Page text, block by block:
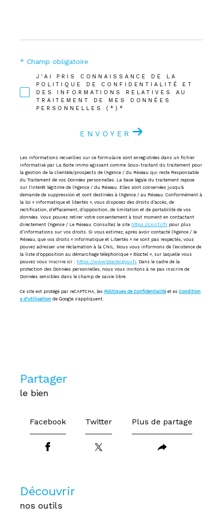
J'AI PRIS CONNAISSANCE DE LA
POLITIQUE DE CONFIDENTIALITÉ ET
DES INFORMATIONS RELATIVES AU
TRAITEMENT DE MES DONNÉES
PERSONNELLES (*)*
* Champ obligatoire
ENVOYER
Les informations recueillies sur ce formulaire sont enregistrées dans un fichier
informatisé par La Boite Immo agissant comme Sous-traitant du traitement pour
la gestion de la clientèle/prospects de l'Agence / du Réseau qui reste Responsable
du Traitement de vos Données personnelles. La base légale du traitement repose
sur l'intérêt légitime de l'Agence / du Réseau. Elles sont conservées jusqu'à
demande de suppression et sont destinées à l'Agence / au Réseau. Conformément à
la loi « informatique et libertés », vous disposez des droits d’accès, de
rectification, d’effacement, d’opposition, de limitation et de portabilité de vos
données. Vous pouvez retirer votre consentement à tout moment en contactant
directement l’Agence / Le Réseau. Consultez le site https://cnil.fr/fr pour plus
d’informations sur vos droits. Si vous estimez, après avoir contacté l'Agence / le
Réseau, que vos droits « Informatique et Libertés » ne sont pas respectés, vous
pouvez adresser une réclamation à la CNIL. Nous vous informons de l’existence de
la liste d'opposition au démarchage téléphonique « Bloctel », sur laquelle vous
pouvez vous inscrire ici : https://www.bloctel.gouv.fr. Dans le cadre de la
protection des Données personnelles, nous vous invitons à ne pas inscrire de
Données sensibles dans le champ de saisie libre.
Ce site est protégé par reCAPTCHA, les Politiques de Confidentialitéet es Condition
s d'utilisation de Google s'appliquent.
partager
le bien
Facebook Twitter Plus de partage
découvrir
nos outils